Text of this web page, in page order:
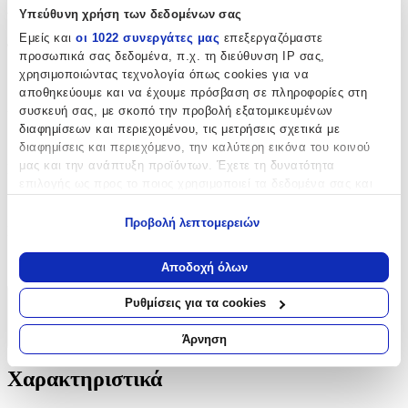
Υπεύθυνη χρήση των δεδομένων σας
Εμείς και οι 1022 συνεργάτες μας επεξεργαζόμαστε
προσωπικά σας δεδομένα, π.χ. τη διεύθυνση IP σας,
χρησιμοποιώντας τεχνολογία όπως cookies για να
αποθηκεύουμε και να έχουμε πρόσβαση σε πληροφορίες στη
συσκευή σας, με σκοπό την προβολή εξατομικευμένων
διαφημίσεων και περιεχομένου, τις μετρήσεις σχετικά με
διαφημίσεις και περιεχόμενο, την καλύτερη εικόνα του κοινού
μας και την ανάπτυξη προϊόντων. Έχετε τη δυνατότητα
Να συλλέξουμε πληροφορίες σχετικά με τη γεωγραφική
σας τοποθεσία, οι οποίες μπορεί να είναι ακριβείς σε
απόσταση μερικών μέτρων
Να αναγνωρίσουμε τη συσκευή σας σαρώνοντας ενεργά
για συγκεκριμένα χαρακτηριστικά (δακτυλικό αποτύπωμα)
Μάθετε περισσότερα σχετικά με τον τρόπο επεξεργασίας των
προσωπικών σας δεδομένων και καθορίστε τις προτιμήσεις σας
στηνενότητα “Λεπτομέρειες”
Προβολή λεπτομερειών
Αποδοχή όλων
Ρυθμίσεις για τα cookies
Άρνηση
Χαρακτηριστικά
Φύλο:
Αγόρι
Χρώμα:
Εκρού
Περιεχόμενα
Πετσέτα
Χαρακτηριστικά
Χαρακτηριστικά